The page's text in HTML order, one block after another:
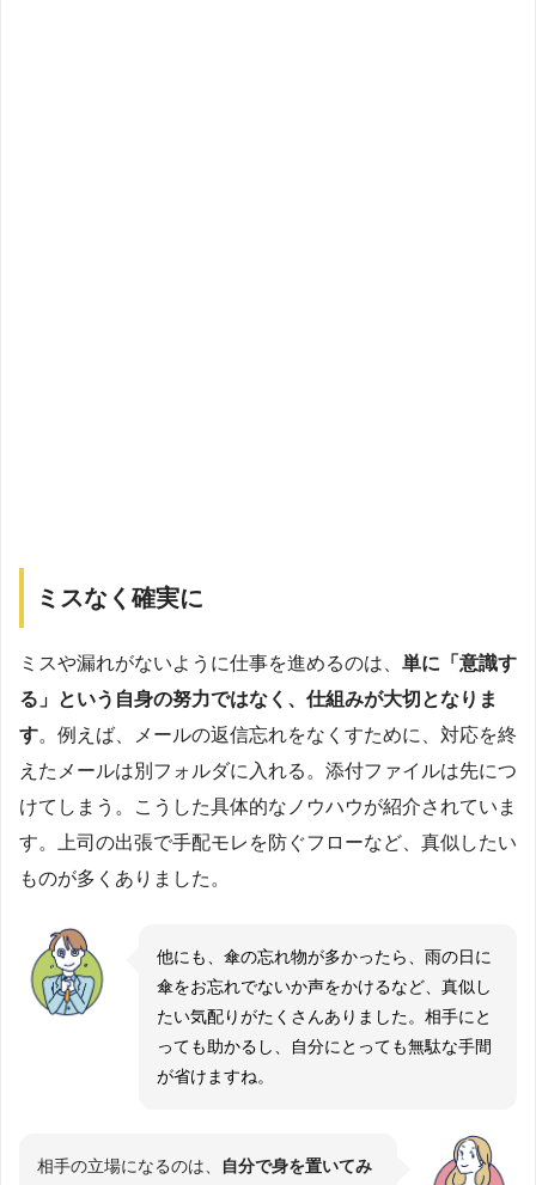
ミスなく確実に
ミスや漏れがないように仕事を進めるのは、 単に「意識す
る」という自身の努力ではなく、仕組みが大切となりま
す。例えば、メールの返信忘れをなくすために、対応を終
えたメールは別フォルダに入れる。添付ファイルは先につ
けてしまう。こうした具体的なノウハウが紹介されていま
す。上司の出張で手配モレを防ぐフローなど、真似したい
ものが多くありました。
他にも、傘の忘れ物が多かったら、雨の日に
傘をお忘れでないか声をかけるなど、真似し
たい気配りがたくさんありました。相手にと
っても助かるし、自分にとっても無駄な手間
が省けますね。
相手の立場になるのは、
自分で身を置いてみ